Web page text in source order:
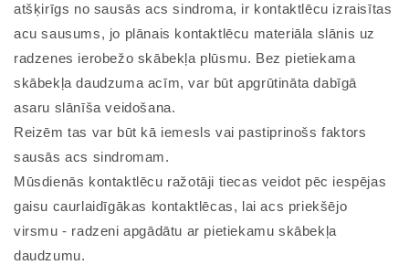
atšķirīgs no sausās acs sindroma, ir kontaktlēcu izraisītas
acu sausums, jo plānais kontaktlēcu materiāla slānis uz
radzenes ierobežo skābekļa plūsmu. Bez pietiekama
skābekļa daudzuma acīm, var būt apgrūtināta dabīgā
asaru slānīša veidošana.
Reizēm tas var būt kā iemesls vai pastiprinošs faktors
sausās acs sindromam.
Mūsdienās kontaktlēcu ražotāji tiecas veidot pēc iespējas
gaisu caurlaidīgākas kontaktlēcas, lai acs priekšējo
virsmu - radzeni apgādātu ar pietiekamu skābekļa
daudzumu.